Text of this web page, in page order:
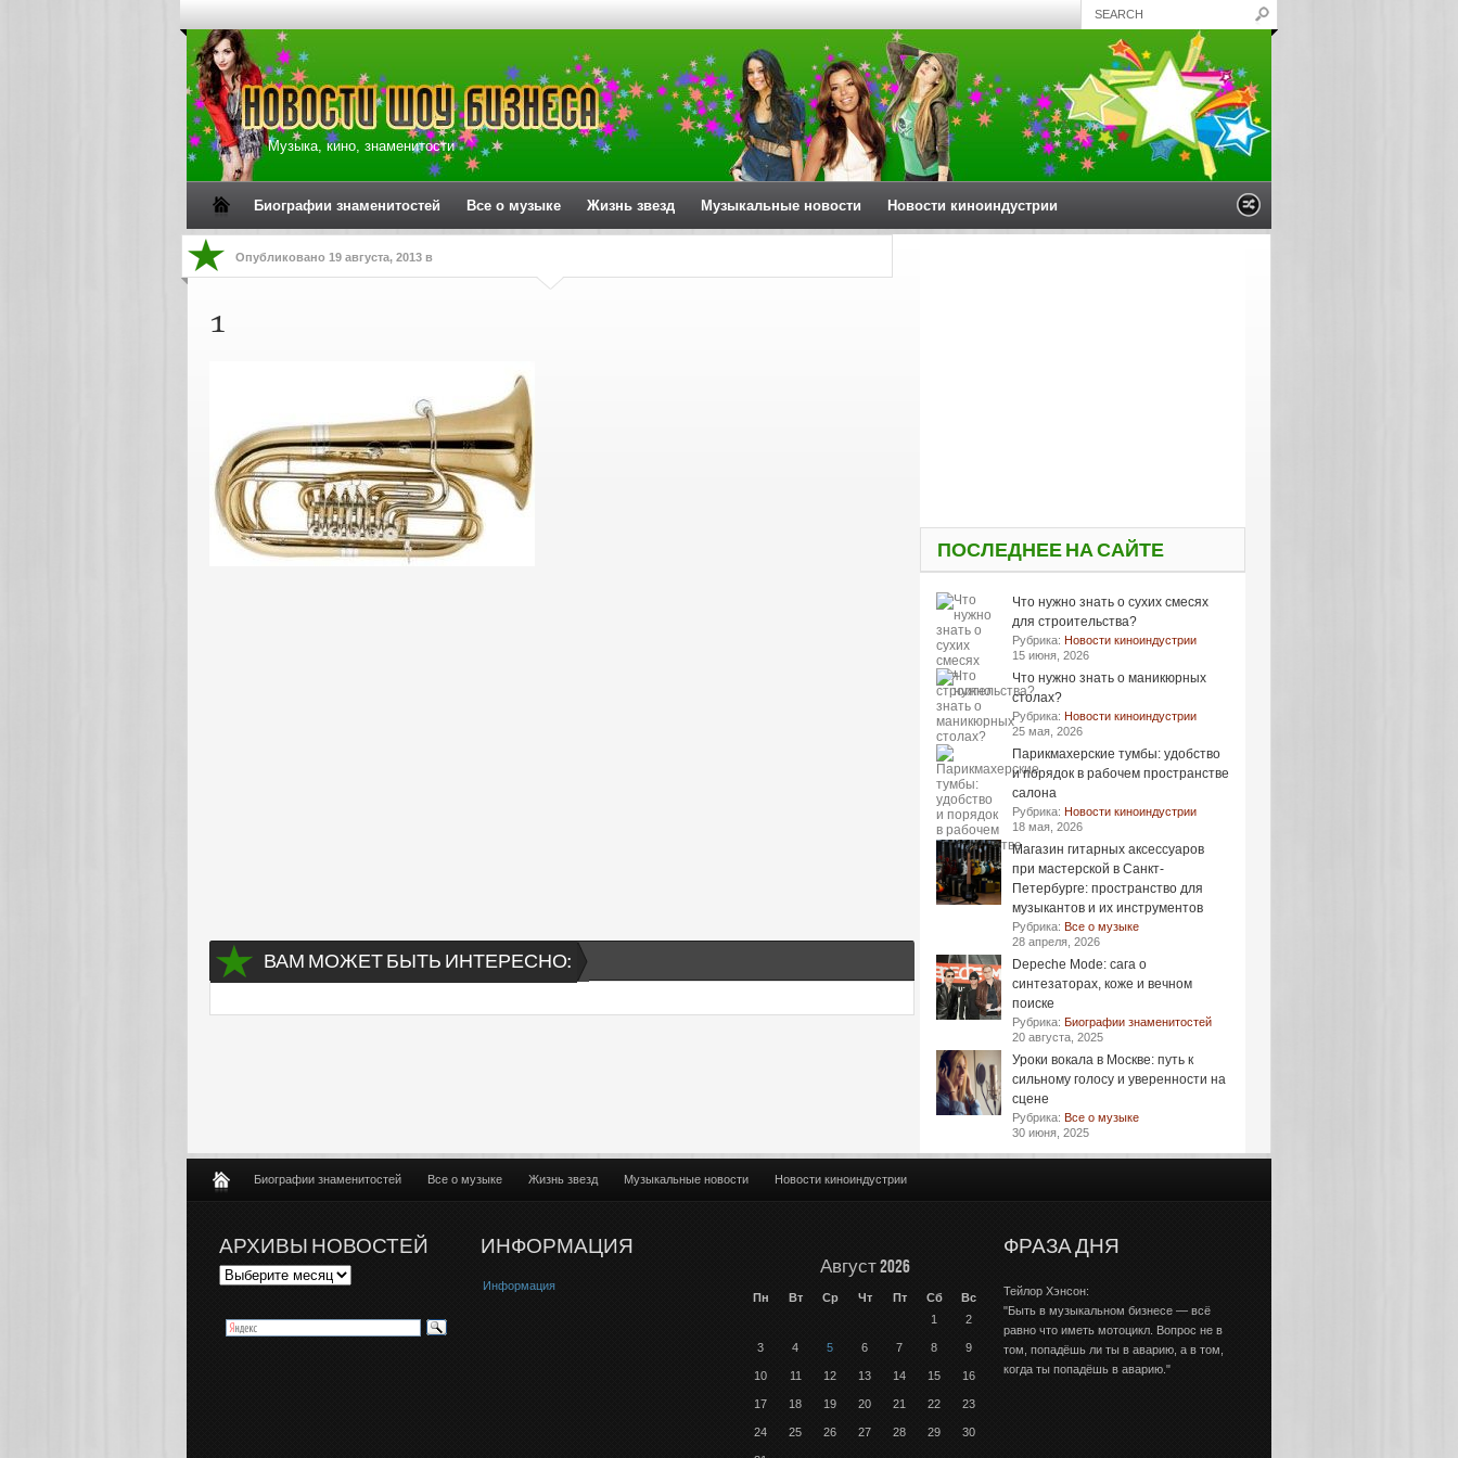
Музыка, кино, знаменитости
Биографии знаменитостей Все о музыке Жизнь звезд Музыкальные новости Новости киноиндустрии
Опубликовано 19 августа, 2013 в
1
ВАМ МОЖЕТ БЫТЬ ИНТЕРЕСНО:
ПОСЛЕДНЕЕ НА САЙТЕ
Что нужно знать о сухих смесях
для строительства?
Рубрика: Новости киноиндустрии
15 июня, 2026
Что нужно знать о маникюрных
столах?
Рубрика: Новости киноиндустрии
25 мая, 2026
Парикмахерские тумбы: удобство
и порядок в рабочем пространстве
салона
Рубрика: Новости киноиндустрии
18 мая, 2026
Магазин гитарных аксессуаров
при мастерской в Санкт-
Петербурге: пространство для
музыкантов и их инструментов
Рубрика: Все о музыке
28 апреля, 2026
Depeche Mode: сага о
синтезаторах, коже и вечном
поиске
Рубрика: Биографии знаменитостей
20 августа, 2025
Уроки вокала в Москве: путь к
сильному голосу и уверенности на
сцене
Рубрика: Все о музыке
30 июня, 2025
Биографии знаменитостей Все о музыке Жизнь звезд Музыкальные новости Новости киноиндустрии
АРХИВЫ НОВОСТЕЙ ИНФОРМАЦИЯ
Информация
Август 2026
Пн Вт Ср Чт Пт Сб
Вс
1
2
3 4 5 6 7 8 9
10 11 12 13 14 15 16
17 18 19 20 21 22 23
24 25 26 27 28 29 30
ФРАЗА ДНЯ
Тейлор Хэнсон:
"Быть в музыкальном бизнесе — всё
равно что иметь мотоцикл. Вопрос не в
том, попадёшь ли ты в аварию, а в том,
когда ты попадёшь в аварию."